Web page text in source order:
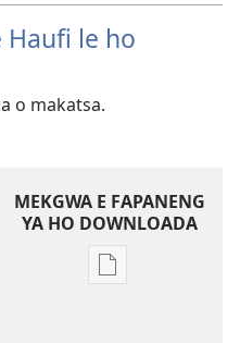
Haufi le ho
o makatsa.
MEKGWA E FAPANENG
YA HO DOWNLOADA
Mekgwa